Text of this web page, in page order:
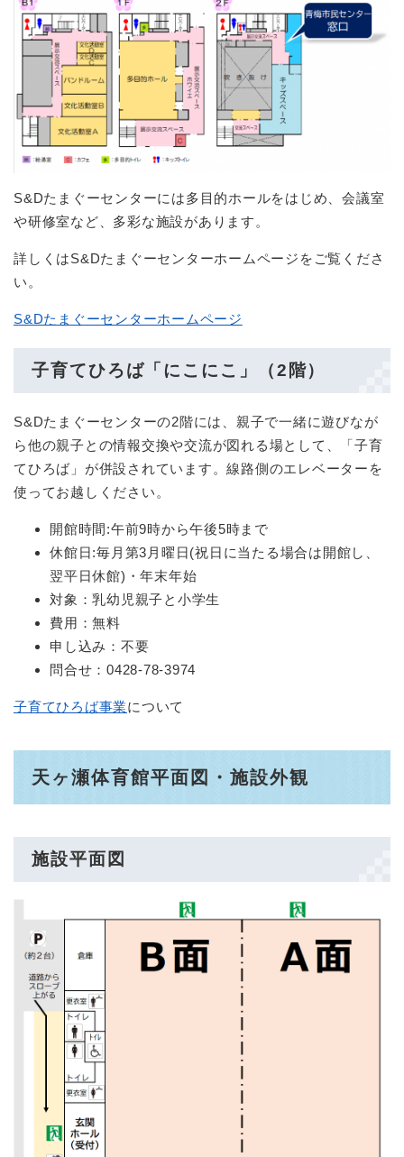
S&Dたまぐーセンターには多目的ホールをはじめ、会議室
や研修室など、多彩な施設があります。
詳しくはS&Dたまぐーセンターホームページをご覧くださ
い。
S&Dたまぐーセンターホームページ
子育てひろば「にこにこ」（2階）
S&Dたまぐーセンターの2階には、親子で一緒に遊びなが
ら他の親子との情報交換や交流が図れる場として、「子育
てひろば」が併設されています。線路側のエレベーターを
使ってお越しください。
開館時間:午前9時から午後5時まで
休館日:毎月第3月曜日(祝日に当たる場合は開館し、
翌平日休館)・年末年始
対象：乳幼児親子と小学生
費用：無料
申し込み：不要
問合せ：0428-78-3974
子育てひろば事業について
天ヶ瀬体育館平面図・施設外観
施設平面図